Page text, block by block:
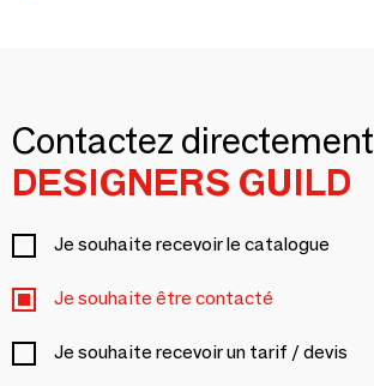
Contactez directement
DESIGNERS GUILD
Je souhaite recevoir le catalogue
Je souhaite être contacté
Je souhaite recevoir un tarif / devis